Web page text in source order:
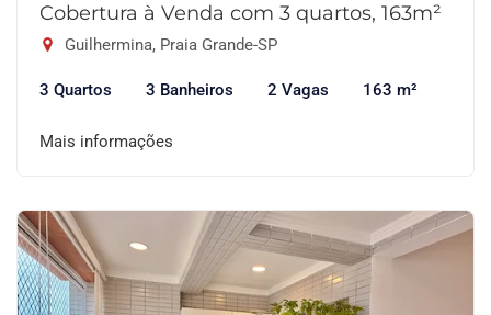
Cobertura à Venda com 3 quartos, 163m²
Guilhermina, Praia Grande-SP
3 Quartos 3 Banheiros 2 Vagas 163 m²
Mais informações